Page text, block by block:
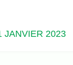
JANVIER 2023